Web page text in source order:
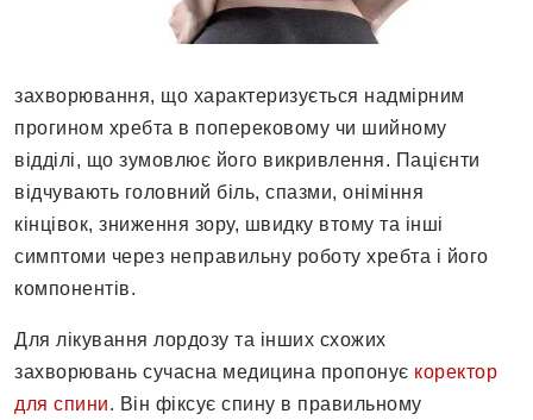
захворювання, що характеризується надмірним
прогином хребта в поперековому чи шийному
відділі, що зумовлює його викривлення. Пацієнти
відчувають головний біль, спазми, оніміння
кінцівок, зниження зору, швидку втому та інші
симптоми через неправильну роботу хребта і його
компонентів.
Для лікування лордозу та інших схожих
захворювань сучасна медицина пропонує коректор
для спини. Він фіксує спину в правильному